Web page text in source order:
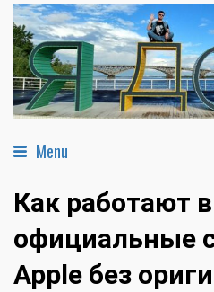
Menu
Как работают
официальные
Apple без